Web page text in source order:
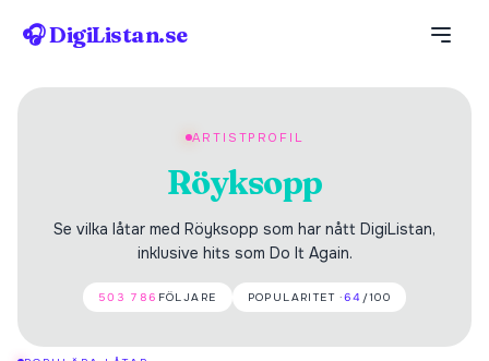
🎧 DigiListan.se
ARTISTPROFIL
Röyksopp
Se vilka låtar med Röyksopp som har nått DigiListan,
inklusive hits som Do It Again.
503 786 FÖLJARE POPULARITET ·64 /100